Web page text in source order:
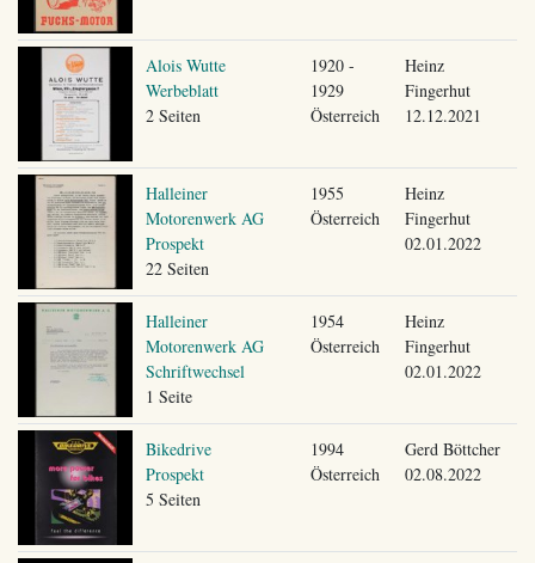
Alois Wutte
Werbeblatt
2 Seiten
1920 -
1929
Österreich
Heinz
Fingerhut
12.12.2021
Halleiner
Motorenwerk AG
Prospekt
22 Seiten
1955
Österreich
Heinz
Fingerhut
02.01.2022
Halleiner
Motorenwerk AG
Schriftwechsel
1 Seite
1954
Österreich
Heinz
Fingerhut
02.01.2022
Bikedrive
Prospekt
5 Seiten
1994
Österreich
Gerd Böttcher
02.08.2022